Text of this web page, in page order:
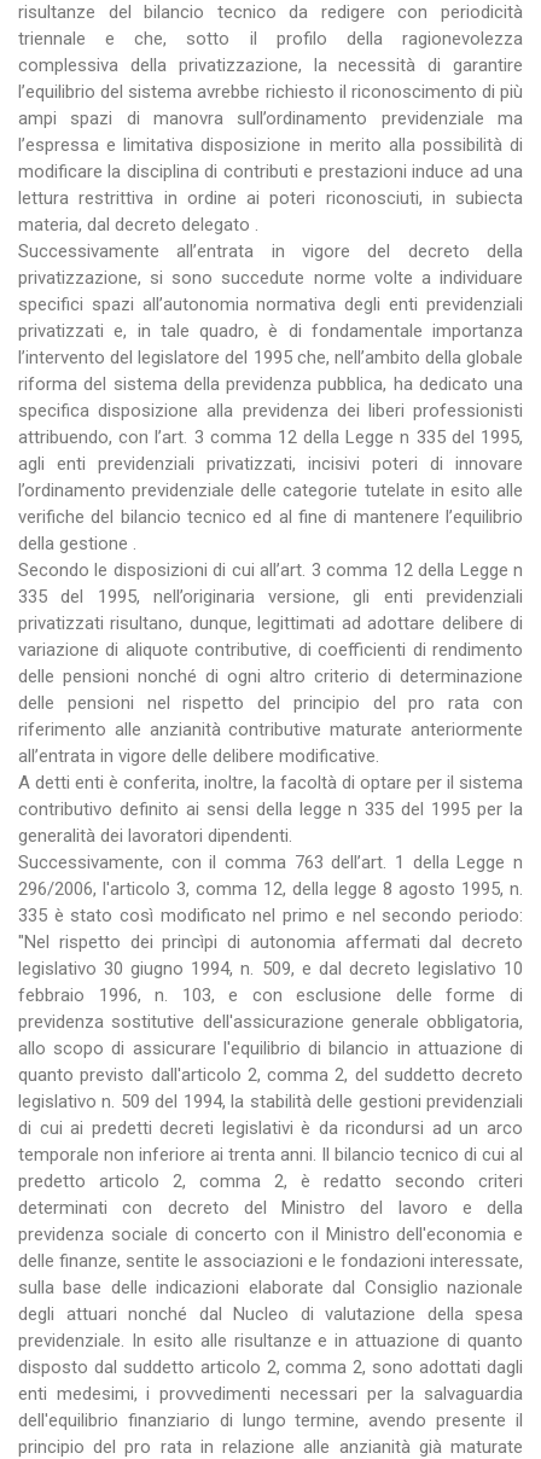
risultanze del bilancio tecnico da redigere con periodicità
triennale e che, sotto il profilo della ragionevolezza
complessiva della privatizzazione, la necessità di garantire
l’equilibrio del sistema avrebbe richiesto il riconoscimento di più
ampi spazi di manovra sull’ordinamento previdenziale ma
l’espressa e limitativa disposizione in merito alla possibilità di
modificare la disciplina di contributi e prestazioni induce ad una
lettura restrittiva in ordine ai poteri riconosciuti, in subiecta
materia, dal decreto delegato .
Successivamente all’entrata in vigore del decreto della
privatizzazione, si sono succedute norme volte a individuare
specifici spazi all’autonomia normativa degli enti previdenziali
privatizzati e, in tale quadro, è di fondamentale importanza
l’intervento del legislatore del 1995 che, nell’ambito della globale
riforma del sistema della previdenza pubblica, ha dedicato una
specifica disposizione alla previdenza dei liberi professionisti
attribuendo, con l’art. 3 comma 12 della Legge n 335 del 1995,
agli enti previdenziali privatizzati, incisivi poteri di innovare
l’ordinamento previdenziale delle categorie tutelate in esito alle
verifiche del bilancio tecnico ed al fine di mantenere l’equilibrio
della gestione .
Secondo le disposizioni di cui all’art. 3 comma 12 della Legge n
335 del 1995, nell’originaria versione, gli enti previdenziali
privatizzati risultano, dunque, legittimati ad adottare delibere di
variazione di aliquote contributive, di coefficienti di rendimento
delle pensioni nonché di ogni altro criterio di determinazione
delle pensioni nel rispetto del principio del pro rata con
riferimento alle anzianità contributive maturate anteriormente
all’entrata in vigore delle delibere modificative.
A detti enti è conferita, inoltre, la facoltà di optare per il sistema
contributivo definito ai sensi della legge n 335 del 1995 per la
generalità dei lavoratori dipendenti.
Successivamente, con il comma 763 dell’art. 1 della Legge n
296/2006, l'articolo 3, comma 12, della legge 8 agosto 1995, n.
335 è stato così modificato nel primo e nel secondo periodo:
"Nel rispetto dei princìpi di autonomia affermati dal decreto
legislativo 30 giugno 1994, n. 509, e dal decreto legislativo 10
febbraio 1996, n. 103, e con esclusione delle forme di
previdenza sostitutive dell'assicurazione generale obbligatoria,
allo scopo di assicurare l'equilibrio di bilancio in attuazione di
quanto previsto dall'articolo 2, comma 2, del suddetto decreto
legislativo n. 509 del 1994, la stabilità delle gestioni previdenziali
di cui ai predetti decreti legislativi è da ricondursi ad un arco
temporale non inferiore ai trenta anni. Il bilancio tecnico di cui al
predetto articolo 2, comma 2, è redatto secondo criteri
determinati con decreto del Ministro del lavoro e della
previdenza sociale di concerto con il Ministro dell'economia e
delle finanze, sentite le associazioni e le fondazioni interessate,
sulla base delle indicazioni elaborate dal Consiglio nazionale
degli attuari nonché dal Nucleo di valutazione della spesa
previdenziale. In esito alle risultanze e in attuazione di quanto
disposto dal suddetto articolo 2, comma 2, sono adottati dagli
enti medesimi, i provvedimenti necessari per la salvaguardia
dell'equilibrio finanziario di lungo termine, avendo presente il
principio del pro rata in relazione alle anzianità già maturate